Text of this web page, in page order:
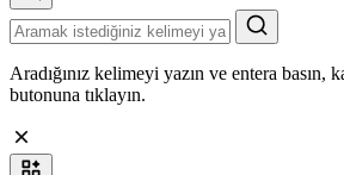
Aradığınız kelimeyi yazın ve entera basın,
butonuna tıklayın.